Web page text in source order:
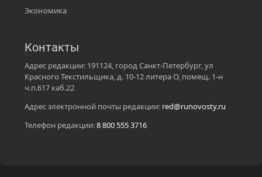
Экономика
Контакты
Адрес редакции: 191124, город Санкт-Петербург, ул
Красного Текстильщика, д. 10-12 литера О, помещ. 1-н
ч.п.617 каб.22
Адрес электронной почты редакции: red@runovosty.ru
Телефон редакции:8 800 555 3716